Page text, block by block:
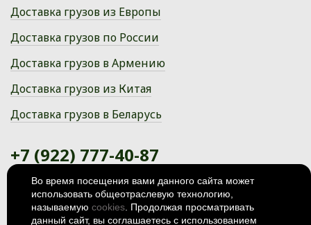
Доставка грузов из Европы
Доставка грузов по России
Доставка грузов в Армению
Доставка грузов из Китая
Доставка грузов в Беларусь
+7 (922) 777-40-87
Ханты-Мансийский автономный
округ, г. Сургут, Пионерная улица,
Во время посещения вами данного сайта может
использовать общеотраслевую технологию,
называемую cookies . Продолжая просматривать
данный сайт, вы соглашаетесь с использованием